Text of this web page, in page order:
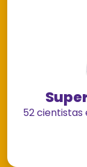
52 cientistas